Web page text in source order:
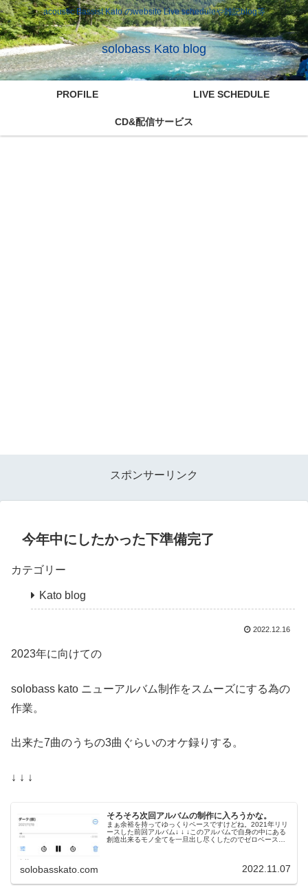
acoustic Bassist Kato のwebsite Live scheduleや雑記blog等
solobass Kato blog
PROFILE LIVE SCHEDULE
CD&配信サービス
スポンサーリンク
今年中にしたかった下準備完了
カテゴリー
Kato blog
2022.12.16
2023年に向けての
solobass kato ニューアルバム制作をスムーズにする為の
作業。
出来た7曲のうちの3曲ぐらいのオケ録りする。
↓ ↓ ↓
そろそろ次回アルバムの制作に入ろうかな。
まぁ余裕を持ってゆっくりペースですけどね。2021年リリ
ースした前回アルバム↓ ↓ ↓このアルバムで自身の中にある
創造出来るモノ全てを一旦出し尽くしたのでゼロベースか
solobasskato.com 2022.11.07